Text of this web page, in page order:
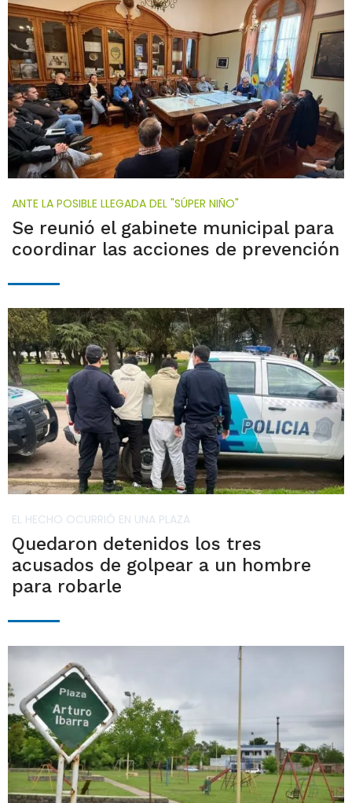
ANTE LA POSIBLE LLEGADA DEL "SÚPER NIÑO"
Se reunió el gabinete municipal para
coordinar las acciones de prevención
EL HECHO OCURRIÓ EN UNA PLAZA
Quedaron detenidos los tres
acusados de golpear a un hombre
para robarle